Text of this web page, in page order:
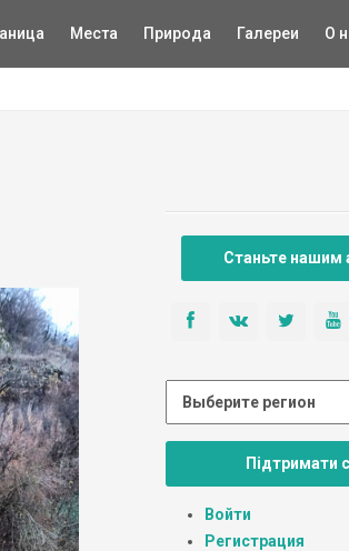
Места Природа Галереи О
Станьте нашим
Підтримати
Войти
Регистрация